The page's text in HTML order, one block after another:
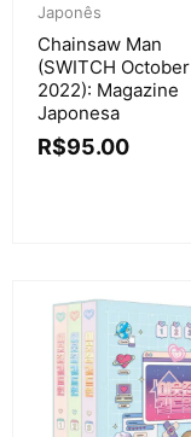
Japonês
Chainsaw Man
(SWITCH October
2022): Magazine
Japonesa
R$95.00